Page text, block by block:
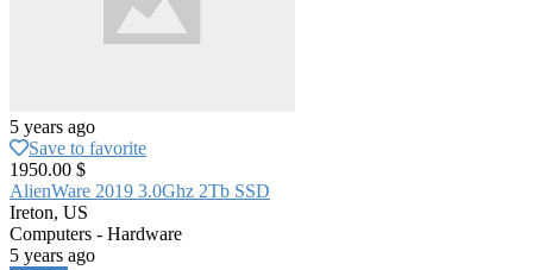
5 years ago
Save to favorite
1950.00 $
AlienWare 2019 3.0Ghz 2Tb SSD
Ireton, US
Computers - Hardware
5 years ago